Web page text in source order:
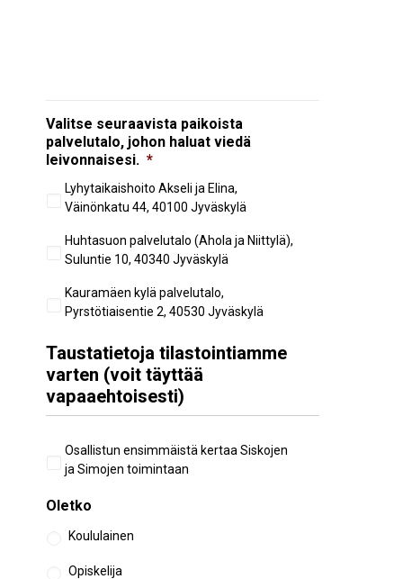
Valitse seuraavista paikoista
palvelutalo, johon haluat viedä
leivonnaisesi. *
Lyhytaikaishoito Akseli ja Elina,
Väinönkatu 44, 40100 Jyväskylä
Huhtasuon palvelutalo (Ahola ja Niittylä),
Suluntie 10, 40340 Jyväskylä
Kauramäen kylä palvelutalo,
Pyrstötiaisentie 2, 40530 Jyväskylä
Taustatietoja tilastointiamme
varten (voit täyttää
vapaaehtoisesti)
Aiempi
osallistuminen
Osallistun ensimmäistä kertaa Siskojen
ja Simojen toimintaan
Oletko
Koululainen
Opiskelija